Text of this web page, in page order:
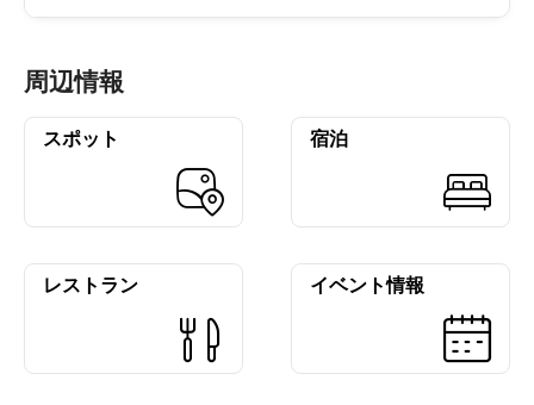
周辺情報
スポット 宿泊
レストラン イベント情報